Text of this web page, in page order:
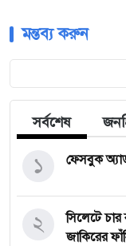
মন্তব্য করুন
সর্বশেষ
ফেসবুক
১
সিলেটে চার
জাকিরের
২